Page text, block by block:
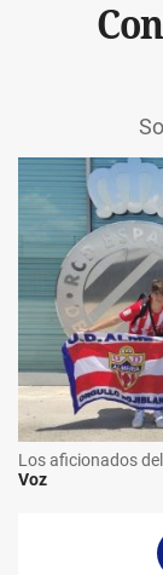
Los aficionados
Voz